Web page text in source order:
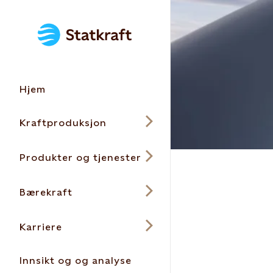
Hjem
Kraftproduksjon
Produkter og tjenester
Bærekraft
Karriere
Innsikt og og analyse